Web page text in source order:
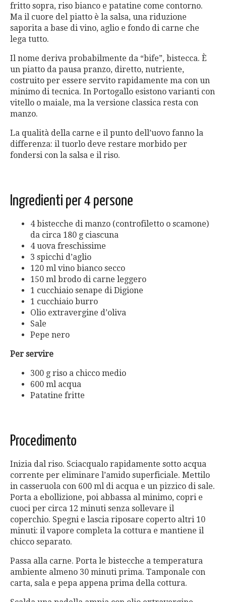
fritto sopra, riso bianco e patatine come contorno.
Ma il cuore del piatto è la salsa, una riduzione
saporita a base di vino, aglio e fondo di carne che
lega tutto.
Il nome deriva probabilmente da “bife”, bistecca. È
un piatto da pausa pranzo, diretto, nutriente,
costruito per essere servito rapidamente ma con un
minimo di tecnica. In Portogallo esistono varianti con
vitello o maiale, ma la versione classica resta con
manzo.
La qualità della carne e il punto dell’uovo fanno la
differenza: il tuorlo deve restare morbido per
fondersi con la salsa e il riso.
Ingredienti per 4 persone
4 bistecche di manzo (controfiletto o scamone)
da circa 180 g ciascuna
4 uova freschissime
3 spicchi d’aglio
120 ml vino bianco secco
150 ml brodo di carne leggero
1 cucchiaio senape di Digione
1 cucchiaio burro
Olio extravergine d’oliva
Sale
Pepe nero
Per servire
300 g riso a chicco medio
600 ml acqua
Patatine fritte
Procedimento
Inizia dal riso. Sciacqualo rapidamente sotto acqua
corrente per eliminare l’amido superficiale. Mettilo
in casseruola con 600 ml di acqua e un pizzico di sale.
Porta a ebollizione, poi abbassa al minimo, copri e
cuoci per circa 12 minuti senza sollevare il
coperchio. Spegni e lascia riposare coperto altri 10
minuti: il vapore completa la cottura e mantiene il
chicco separato.
Passa alla carne. Porta le bistecche a temperatura
ambiente almeno 30 minuti prima. Tamponale con
carta, sala e pepa appena prima della cottura.